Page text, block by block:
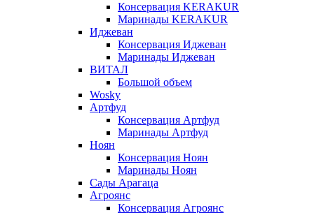
Консервация KERAKUR
Маринады KERAKUR
Иджеван
Консервация Иджеван
Маринады Иджеван
ВИТАЛ
Большой объем
Wosky
Артфуд
Консервация Артфуд
Маринады Артфуд
Ноян
Консервация Ноян
Маринады Ноян
Сады Арагаца
Агроянс
Консервация Агроянс